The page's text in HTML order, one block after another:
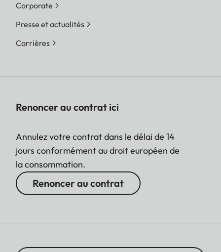
Corporate
Presse et actualités
Carrières
Renoncer au contrat ici
Annulez votre contrat dans le délai de 14
jours conformément au droit européen de
la consommation.
Renoncer au contrat